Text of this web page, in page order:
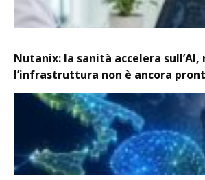
Nutanix: la sanità accelera sull’AI,
l’infrastruttura non è ancora